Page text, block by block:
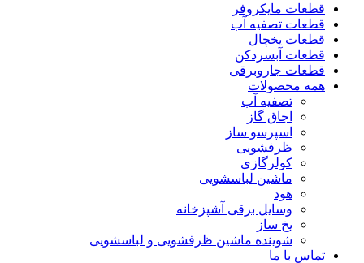
قطعات مایکروفر
قطعات تصفیه آب
قطعات یخچال
قطعات آبسردکن
قطعات جاروبرقی
همه محصولات
تصفیه آب
اجاق گاز
اسپرسو ساز
ظرفشویی
کولرگازی
ماشین لباسشویی
هود
وسایل برقی آشپزخانه
یخ ساز
شوینده ماشین ظرفشویی و لباسشویی
تماس با ما